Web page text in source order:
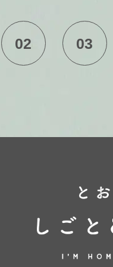
02 03